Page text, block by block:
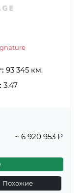
93 345 км.
3.47
~ 6 920 953 ₽
Похожие